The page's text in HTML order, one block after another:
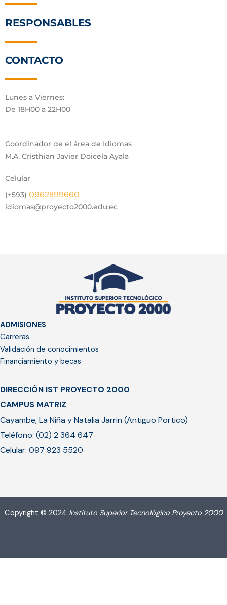
RESPONSABLES
CONTACTO
Lunes a Viernes:
De 18H00 a 22H00
Coordinador de el área de Idiomas
M.A. Cristhian Javier Doicela Ayala
Celular
(+593) 0962899660
idiomas@proyecto2000.edu.ec
ADMISIONES
Carreras
Validación de conocimientos
Financiamiento y becas
DIRECCIÓN IST PROYECTO 2000
CAMPUS MATRIZ
Cayambe, La Niña y Natalia Jarrin (Antiguo Portico)
Teléfono: (02) 2 364 647
Celular: 097 923 5520
Copyright © 2024 Instituto Superior Tecnológico Proyecto 2000